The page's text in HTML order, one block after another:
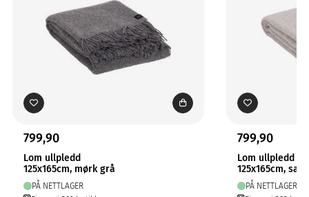
799,90
Lom ullpledd
125x165cm, mørk grå
PÅ NETTLAGER
799,90
Lom ullpledd
125x165cm, sand
PÅ NETTLAGER